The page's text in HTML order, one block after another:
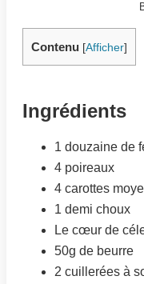
Contenu [Afficher]
Ingrédients
1 douzaine de
4 poireaux
4 carottes
1 demi choux
Le cœur de
50g de beurre
2 cuillerées à